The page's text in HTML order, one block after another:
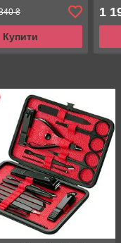
SPEED
₴
Купити
1